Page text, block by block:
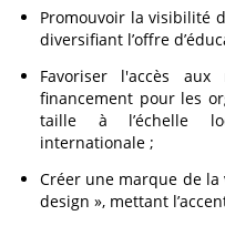
Promouvoir la visibilité
diversifiant l’offre
Favoriser l'accès
financement pour les
taille à l’échelle
internationale ;
Créer une marque de la
design », mettant